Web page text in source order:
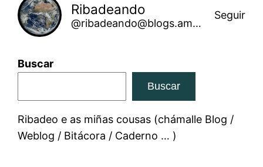
Ribadeando
@ribadeando@blogs.amarinha.gal
Seguir
Buscar
Buscar
Ribadeo e as miñas cousas (chámalle Blog /
Weblog / Bitácora / Caderno … )